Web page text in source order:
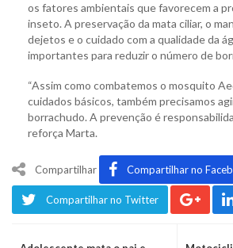
os fatores ambientais que favorecem a
inseto. A preservação da mata ciliar, o
dejetos e o cuidado com a qualidade da
importantes para reduzir o número de
“Assim como combatemos o mosquito
cuidados básicos, também precisamos
borrachudo. A prevenção é
reforça Marta.
Compartilhar Compartilhar no
Compartilhar no Twitter